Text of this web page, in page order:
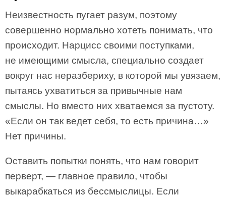
Неизвестность пугает разум, поэтому
совершенно нормально хотеть понимать, что
происходит. Нарцисс своими поступками,
не имеющими смысла, специально создает
вокруг нас неразбериху, в которой мы увязаем,
пытаясь ухватиться за привычные нам
смыслы. Но вместо них хватаемся за пустоту.
«Если он так ведет себя, то есть причина…»
Нет причины.
Оставить попытки понять, что нам говорит
перверт, — главное правило, чтобы
выкарабкаться из бессмыслицы. Если